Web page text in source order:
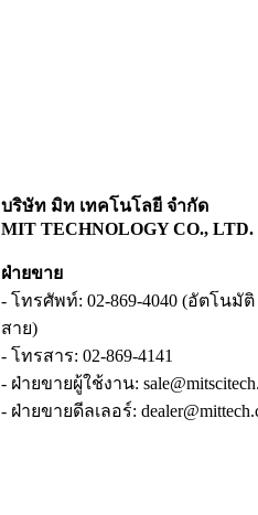
บริษัท มิท เทคโนโลยี จำกัด
MIT TECHNOLOGY CO., LTD.
ฝ่ายขาย
- โทรศัพท์: 02-869-4040 (อัตโนมัติ
สาย)
- โทรสาร: 02-869-4141
- ฝ่ายขายผู้ใช้งาน:
- ฝ่ายขายดีลเลอร์: